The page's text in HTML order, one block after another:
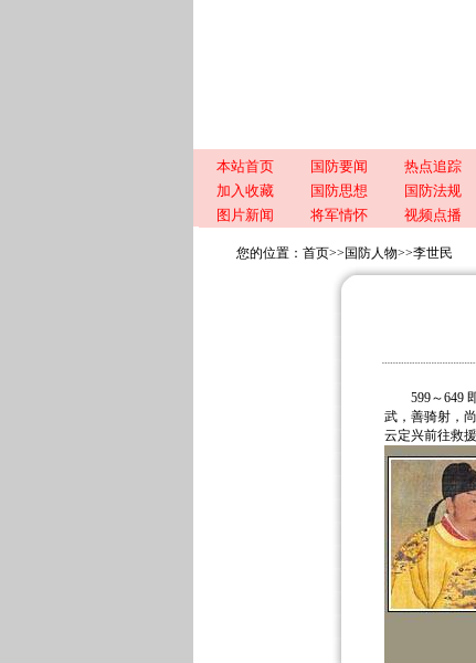
本站首页 国防要闻 热点追踪
加入收藏
国防思想 国防法规
图片新闻
将军情怀 视频点播
您的位置： 首页>> 国防人物>>李世民
599～649 即
武，善骑射，
云定兴前往救